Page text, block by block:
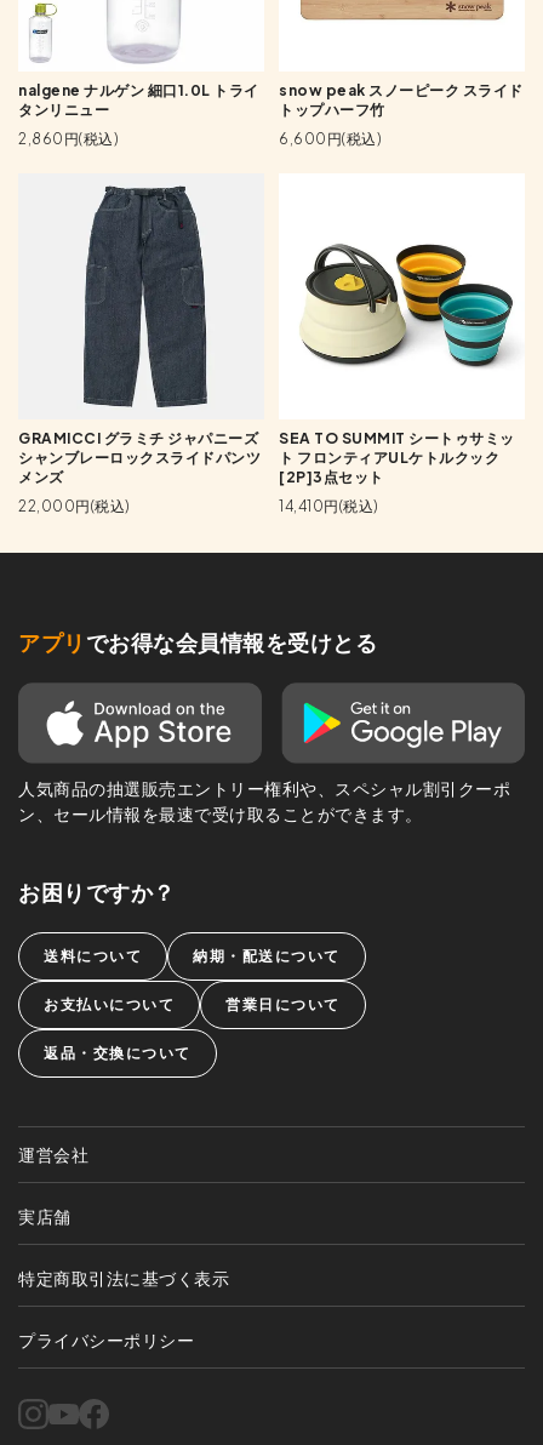
nalgene ナルゲン 細口1.0L トライ
タンリニュー
2,860円(税込)
snow peak スノーピーク スライド
トップハーフ竹
6,600円(税込)
GRAMICCI グラミチ ジャパニーズ
シャンブレーロックスライドパンツ
メンズ
22,000円(税込)
SEA TO SUMMIT シートゥサミッ
ト フロンティアULケトルクック
[2P]3点セット
14,410円(税込)
アプリ でお得な会員情報を受けとる
人気商品の抽選販売エントリー権利や、スペシャル割引クーポ
ン、セール情報を最速で受け取ることができます。
お困りですか？
送料について 納期・配送について
お支払いについて 営業日について
返品・交換について
運営会社
実店舗
特定商取引法に基づく表示
プライバシーポリシー